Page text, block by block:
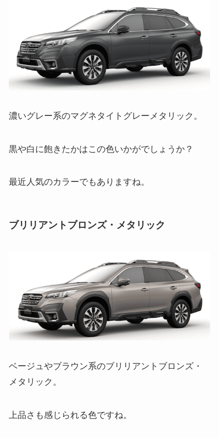
濃いグレー系のマグネタイトグレーメタリック。
黒や白に飽きたかはこの色いかがでしょうか？
最近人気のカラーでもありますね。
ブリリアントブロンズ・メタリック
ベージュやブラウン系のブリリアントブロンズ・
メタリック。
上品さも感じられる色ですね。